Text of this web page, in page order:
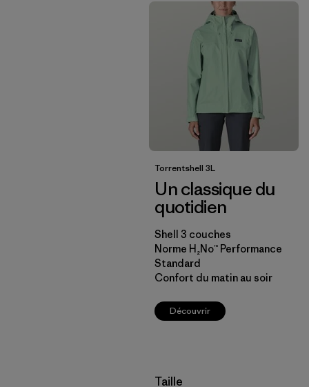
Torrentshell 3L
Un classique du
quotidien
Shell 3 couches
Norme H₂No™ Performance
Standard
Confort du matin au soir
Découvrir
Filtrer par
Taille